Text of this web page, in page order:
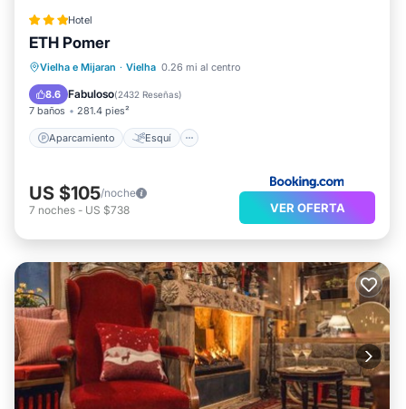
Hotel
ETH Pomer
Vielha e Mijaran · Vielha 0.26 mi al centro
8.6 Fabuloso(2432 Reseñas)
7 baños 281.4 pies²
Aparcamiento Esquí
Aparcamiento
Esquí
Balcón/Terraza
US $105/noche
7 noches - US $738 VER OFERTA